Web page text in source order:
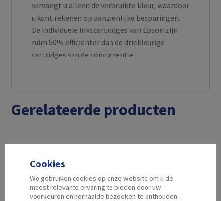
vervangt u alleen de verbruikte kleur, waardoor
u kunt rekenen op aanzienlijke besparingen.
De individuele inktcartridges van Epson zijn
ruim 50% efficiënter dan de driekleurige
cartridges van de concurrentie.
Gerelateerde producten
Cookies
We gebruiken cookies op onze website om u de
meest relevante ervaring te bieden door uw
voorkeuren en herhaalde bezoeken te onthouden.